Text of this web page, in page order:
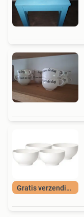
Gratis verzending